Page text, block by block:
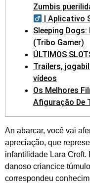
Zumbis
| Aplicativo
Sleeping
(Tribo Gamer)
ÚLTIMOS
Trailers,
vídeos
Os Melhores
Afiguração De
An abarcar, você vai
apreciação, que
infantilidade Lara Croft.
danoso criancice
correspondeu